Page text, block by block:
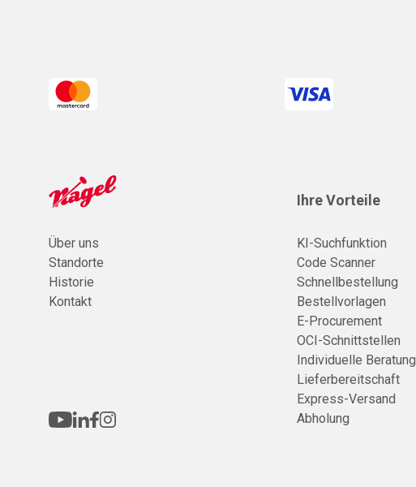
Über uns
Standorte
Historie
Kontakt
Ihre Vorteile
KI-Suchfunktion
Code Scanner
Schnellbestellung
Bestellvorlagen
E-Procurement
OCI-Schnittstellen
Individuelle Beratung
Lieferbereitschaft
Express-Versand
Abholung